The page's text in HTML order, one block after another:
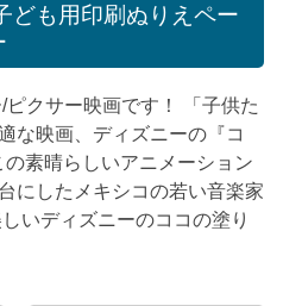
ども用印刷ぬりえペー
クサー映画です！ 「子供た
な映画、ディズニーの『コ
素晴らしいアニメーション
にしたメキシコの若い音楽家
いディズニーのココの塗り